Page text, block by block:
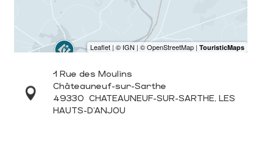
1 Rue des Moulins
Châteauneuf-sur-Sarthe
49330 CHATEAUNEUF-SUR-SARTHE, LES
HAUTS-D'ANJOU